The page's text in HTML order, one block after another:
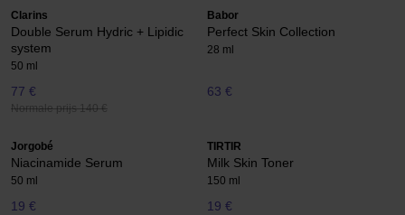
Clarins
Double Serum Hydric + Lipidic
system
50 ml
77 €
Normale prijs 140 €
Babor
Perfect Skin Collection
28 ml
63 €
Jorgobé
Niacinamide Serum
50 ml
19 €
TIRTIR
Milk Skin Toner
150 ml
19 €